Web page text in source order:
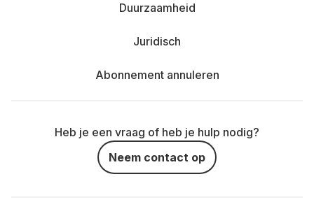
Duurzaamheid
Juridisch
Abonnement annuleren
Heb je een vraag of heb je hulp nodig?
Neem contact op